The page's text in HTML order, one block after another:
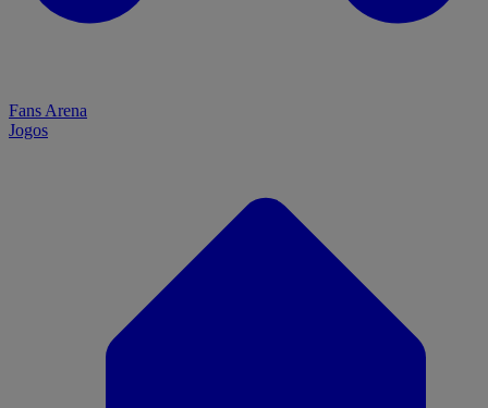
Fans Arena
Jogos